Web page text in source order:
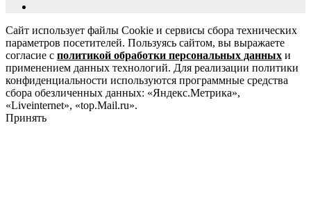
Сайт использует файлы Cookie и сервисы сбора технических
параметров посетителей. Пользуясь сайтом, вы выражаете
согласие с политикой обработки персональных данных и
применением данных технологий. Для реализации политики
конфиденциальности используются программные средства
сбора обезличенных данных: «Яндекс.Метрика»,
«Liveinternet», «top.Mail.ru».
Принять